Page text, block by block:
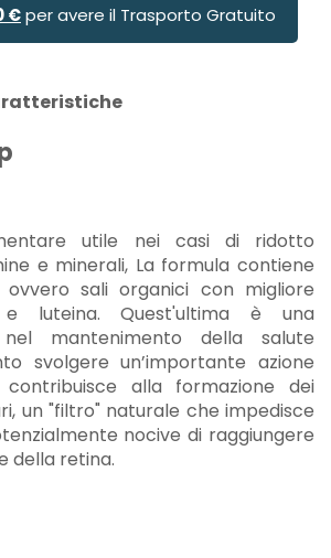
€per avere il Trasporto Gratuito
utile nei casi di ridotto
e minerali, La formula contiene
ovvero sali organici con migliore
e luteina. Quest'ultima è una
mantenimento della salute
svolgere un’importante azione
alla formazione dei
un "filtro" naturale che impedisce
nocive di raggiungere
della retina.